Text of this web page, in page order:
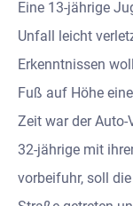
Eine 13-jährige
Unfall leicht
Erkenntnissen
Fuß auf Höhe
Zeit war der Auto-
32-jährige mit
vorbeifuhr, soll